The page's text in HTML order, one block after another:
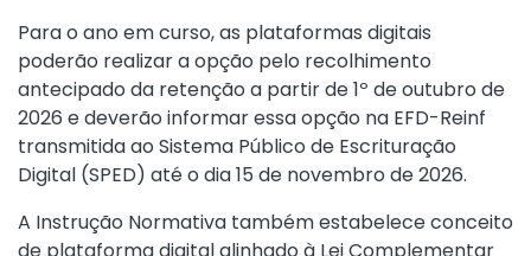
Para o ano em curso, as plataformas digitais
poderão realizar a opção pelo recolhimento
antecipado da retenção a partir de 1º de outubro de
2026 e deverão informar essa opção na EFD-Reinf
transmitida ao Sistema Público de Escrituração
Digital (SPED) até o dia 15 de novembro de 2026.
A Instrução Normativa também estabelece conceito